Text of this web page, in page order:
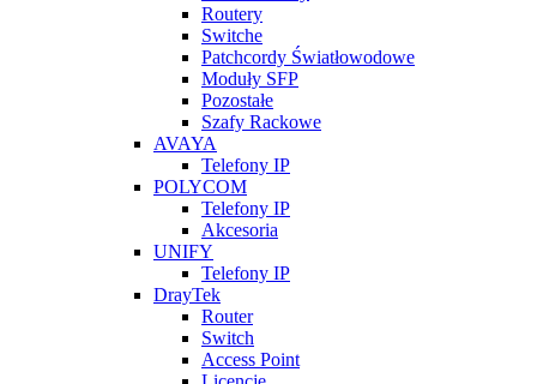
Routery
Switche
Patchcordy Światłowodowe
Moduły SFP
Pozostałe
Szafy Rackowe
AVAYA
Telefony IP
POLYCOM
Telefony IP
Akcesoria
UNIFY
Telefony IP
DrayTek
Router
Switch
Access Point